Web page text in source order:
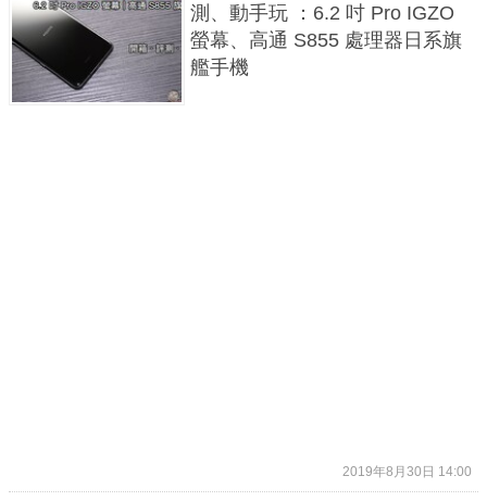
測、動手玩 ：6.2 吋 Pro IGZO
螢幕、高通 S855 處理器日系旗
艦手機
2019年8月30日 14:00